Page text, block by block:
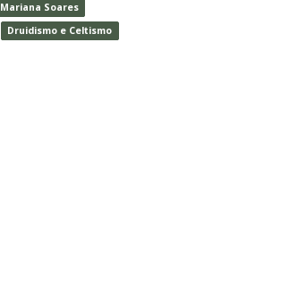
Mariana Soares
Druidismo e Celtismo